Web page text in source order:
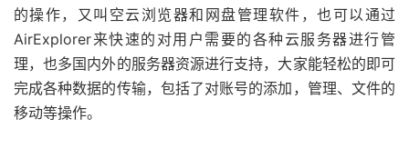
的操作，又叫空云浏览器和网盘管理软件，也可以通过
AirExplorer来快速的对用户需要的各种云服务器进行管
理，也多国内外的服务器资源进行支持，大家能轻松的即可
完成各种数据的传输，包括了对账号的添加，管理、文件的
移动等操作。